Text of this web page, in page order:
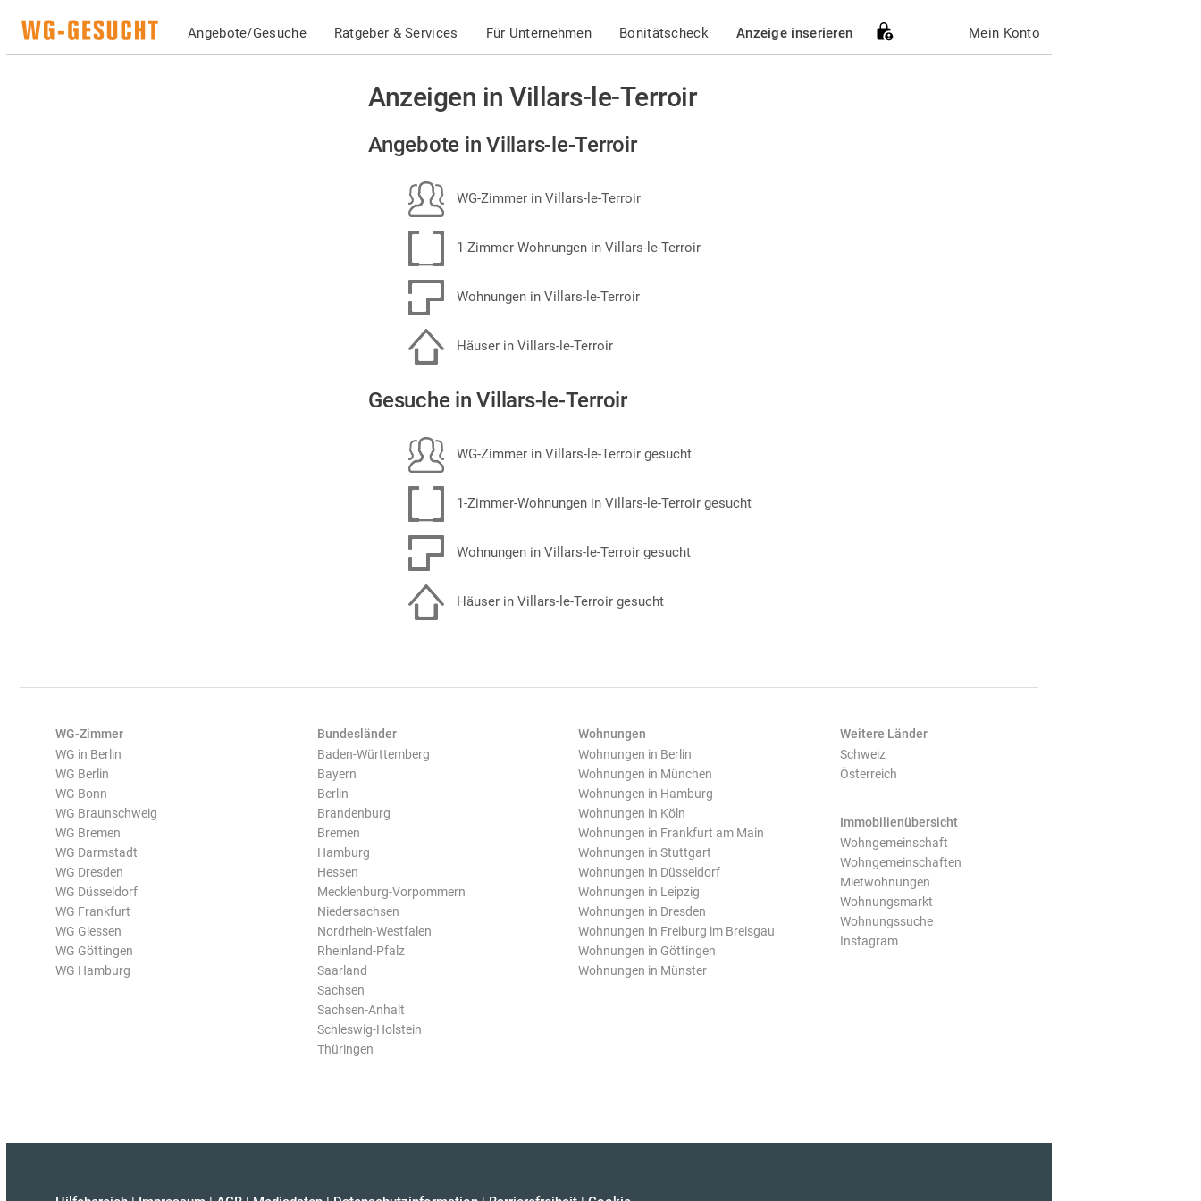
Angebote/Gesuche Ratgeber & Services Für Unternehmen Bonitätscheck Anzeige inserieren Mein Konto
Anzeigen in Villars-le-Terroir
Angebote in Villars-le-Terroir
WG-Zimmer in Villars-le-Terroir
1-Zimmer-Wohnungen in Villars-le-Terroir
Wohnungen in Villars-le-Terroir
Häuser in Villars-le-Terroir
Gesuche in Villars-le-Terroir
WG-Zimmer in Villars-le-Terroir gesucht
1-Zimmer-Wohnungen in Villars-le-Terroir gesucht
Wohnungen in Villars-le-Terroir gesucht
Häuser in Villars-le-Terroir gesucht
WG-Zimmer
WG in Berlin
WG Berlin
WG Bonn
WG Braunschweig
WG Bremen
WG Darmstadt
WG Dresden
WG Düsseldorf
WG Frankfurt
WG Giessen
WG Göttingen
WG Hamburg
Bundesländer
Baden-Württemberg
Bayern
Berlin
Brandenburg
Bremen
Hamburg
Hessen
Mecklenburg-Vorpommern
Niedersachsen
Nordrhein-Westfalen
Rheinland-Pfalz
Saarland
Sachsen
Sachsen-Anhalt
Schleswig-Holstein
Thüringen
Wohnungen
Wohnungen in Berlin
Wohnungen in München
Wohnungen in Hamburg
Wohnungen in Köln
Wohnungen in Frankfurt am Main
Wohnungen in Stuttgart
Wohnungen in Düsseldorf
Wohnungen in Leipzig
Wohnungen in Dresden
Wohnungen in Freiburg im Breisgau
Wohnungen in Göttingen
Wohnungen in Münster
Weitere Länder
Schweiz
Österreich
Immobilienübersicht
Wohngemeinschaft
Wohngemeinschaften
Mietwohnungen
Wohnungsmarkt
Wohnungssuche
Instagram